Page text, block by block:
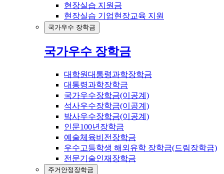
현장실습 지원금
현장실습 기업현장교육 지원
국가우수 장학금
국가우수 장학금
대학원대통령과학장학금
대통령과학장학금
국가우수장학금(이공계)
석사우수장학금(이공계)
박사우수장학금(이공계)
인문100년장학금
예술체육비전장학금
우수고등학생 해외유학 장학금(드림장학금)
전문기술인재장학금
주거안정장학금